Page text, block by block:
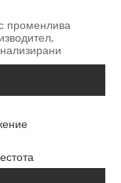
променлива